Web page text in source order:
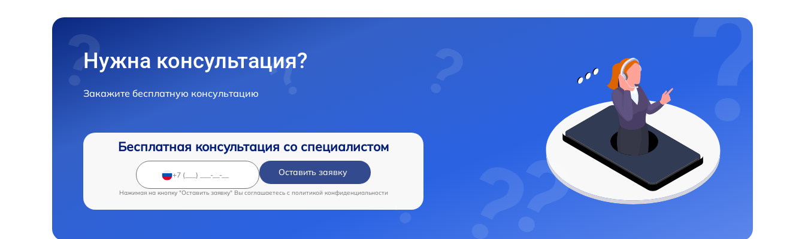
Нужна консультация?
Закажите бесплатную консультацию
Бесплатная консультация со специалистом
Оставить заявку
Нажимая на кнопку "Оставить заявку" Вы соглашаетесь c политикой конфиденциальности